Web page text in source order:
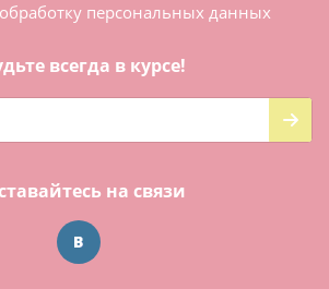
персональных данных
всегда в курсе!
на связи